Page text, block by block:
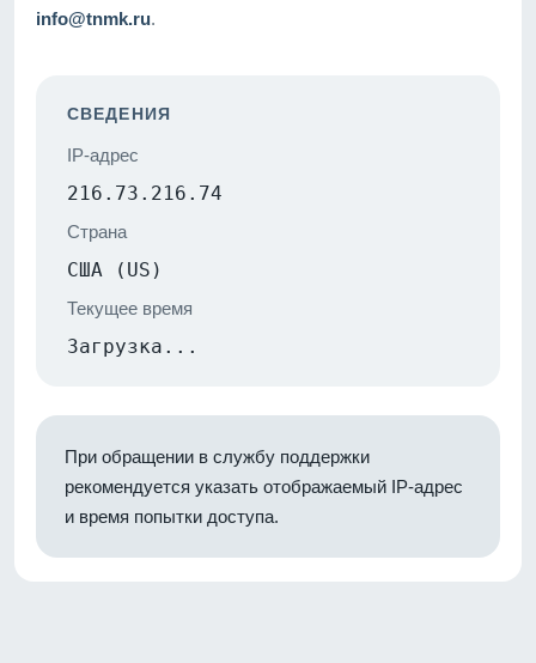
info@tnmk.ru.
СВЕДЕНИЯ
IP-адрес
216.73.216.74
Страна
США (US)
Текущее время
Загрузка...
При обращении в службу поддержки
рекомендуется указать отображаемый IP-адрес
и время попытки доступа.